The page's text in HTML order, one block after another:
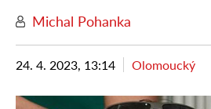
Michal Pohanka
24. 4. 2023, 13:14 Olomoucký